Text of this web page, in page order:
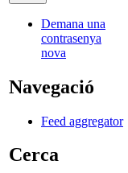
Demana una
contrasenya
nova
Navegació
Feed aggregator
Cerca